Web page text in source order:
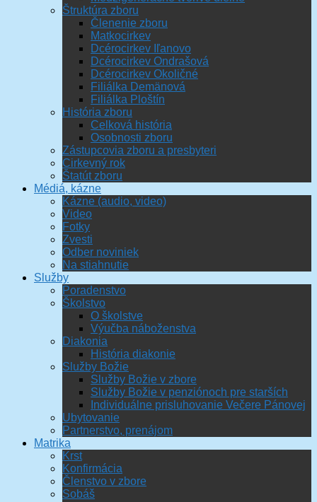
Štruktúra zboru
Členenie zboru
Matkocirkev
Dcérocirkev Iľanovo
Dcérocirkev Ondrašová
Dcérocirkev Okoličné
Filiálka Demänová
Filiálka Ploštín
História zboru
Celková história
Osobnosti zboru
Zástupcovia zboru a presbyteri
Cirkevný rok
Štatút zboru
Médiá, kázne
Kázne (audio, video)
Video
Fotky
Zvesti
Odber noviniek
Na stiahnutie
Služby
Poradenstvo
Školstvo
O školstve
Výučba náboženstva
Diakonia
História diakonie
Služby Božie
Služby Božie v zbore
Služby Božie v penziónoch pre starších
Individuálne prisluhovanie Večere Pánovej
Ubytovanie
Partnerstvo, prenájom
Matrika
Krst
Konfirmácia
Členstvo v zbore
Sobáš